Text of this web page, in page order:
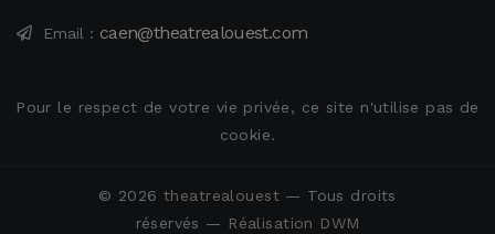
Email : caen@theatrealouest.com
Pour le respect de votre vie privée, ce site n'utilise pas de
cookie.
© 2026theatrealouest— Tous droits
réservés — Réalisation DWM